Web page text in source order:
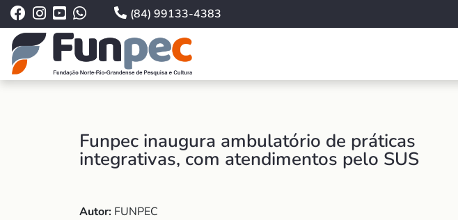
(84) 99133-4383
Funpec inaugura ambulatório de práticas
integrativas, com atendimentos pelo SUS
Autor: FUNPEC